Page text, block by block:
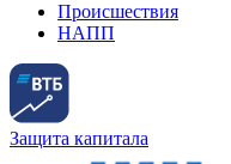
Происшествия
НАПП
Защита капитала